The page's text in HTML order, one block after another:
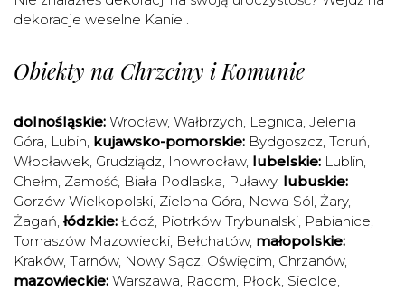
dekoracje weselne Kanie .
Obiekty na Chrzciny i Komunie
dolnośląskie: Wrocław, Wałbrzych, Legnica, Jelenia
Góra, Lubin, kujawsko-pomorskie: Bydgoszcz, Toruń,
Włocławek, Grudziądz, Inowrocław, lubelskie: Lublin,
Chełm, Zamość, Biała Podlaska, Puławy, lubuskie:
Gorzów Wielkopolski, Zielona Góra, Nowa Sól, Żary,
Żagań, łódzkie: Łódź, Piotrków Trybunalski, Pabianice,
Tomaszów Mazowiecki, Bełchatów, małopolskie:
Kraków, Tarnów, Nowy Sącz, Oświęcim, Chrzanów,
mazowieckie: Warszawa, Radom, Płock, Siedlce,